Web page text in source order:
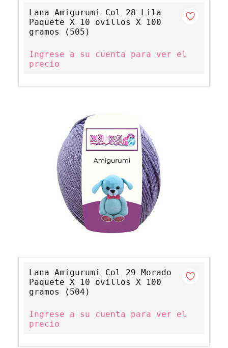
Lana Amigurumi Col 28 Lila
Paquete X 10 ovillos X 100
gramos (505)
Ingrese a su cuenta para ver el
precio
Lana Amigurumi Col 29 Morado
Paquete X 10 ovillos X 100
gramos (504)
Ingrese a su cuenta para ver el
precio